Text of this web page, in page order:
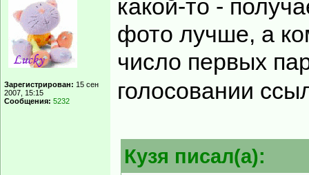
Зарегистрирован: 15 сен
2007, 15:15
Сообщения: 5232
какой-то -
фото лучше, а
число первых
голосовании
Кузя писал(а):